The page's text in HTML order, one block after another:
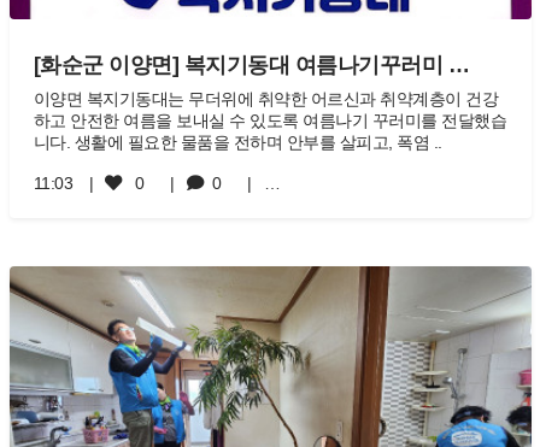
[화순군 이양면] 복지기동대 여름나기꾸러미 …
이양면 복지기동대는 무더위에 취약한 어르신과 취약계층이 건강
하고 안전한 여름을 보내실 수 있도록 여름나기 꾸러미를 전달했습
니다. 생활에 필요한 물품을 전하며 안부를 살피고, 폭염 ..
11:03 0 0 …